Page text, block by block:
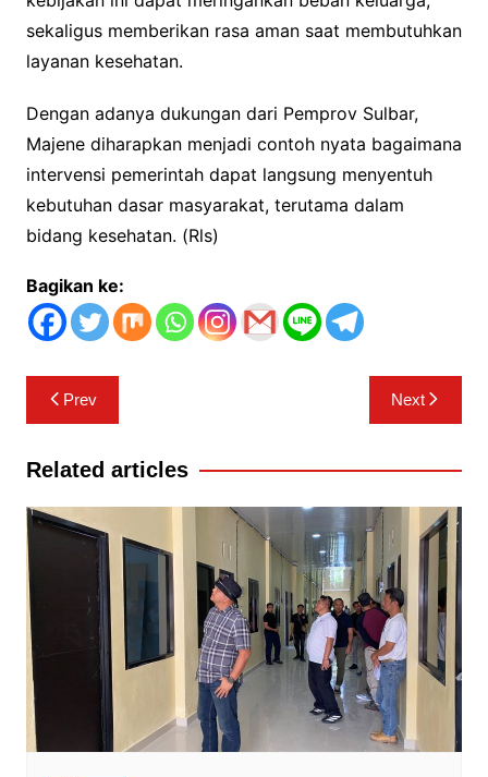
sekaligus memberikan rasa aman saat membutuhkan
layanan kesehatan.
Dengan adanya dukungan dari Pemprov Sulbar,
Majene diharapkan menjadi contoh nyata bagaimana
intervensi pemerintah dapat langsung menyentuh
kebutuhan dasar masyarakat, terutama dalam
bidang kesehatan. (Rls)
Bagikan ke:
Navigasi
pos
Prev Next
Related articles